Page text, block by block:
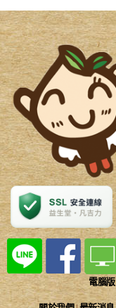
電腦版